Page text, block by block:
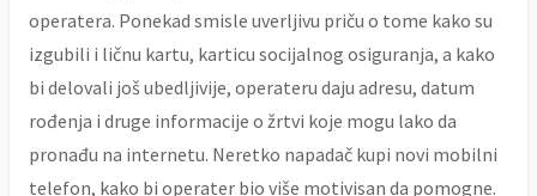
operatera. Ponekad smisle uverljivu priču o tome kako su
izgubili i ličnu kartu, karticu socijalnog osiguranja, a kako
bi delovali još ubedljivije, operateru daju adresu, datum
rođenja i druge informacije o žrtvi koje mogu lako da
pronađu na internetu. Neretko napadač kupi novi mobilni
telefon, kako bi operater bio više motivisan da pomogne.